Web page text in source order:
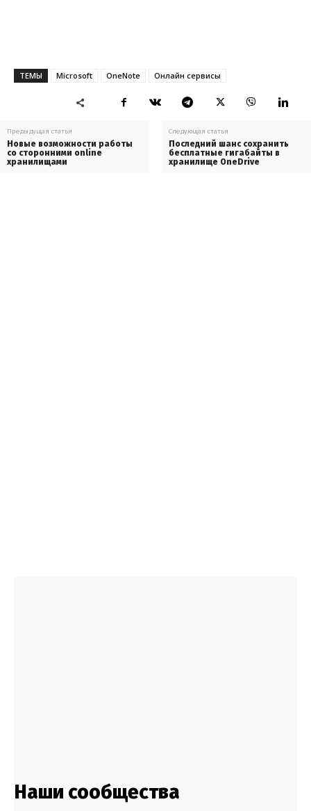
ТЕМЫ Microsoft OneNote Онлайн сервисы
Предыдущая статья
Новые возможности работы
со сторонними online
хранилищами
Следующая статья
Последний шанс сохранить
бесплатные гигабайты в
хранилище OneDrive
Наши сообщества